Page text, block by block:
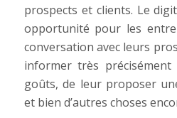
prospects et clients. Le
opportunité pour les
conversation avec leurs
informer très
goûts, de leur proposer
et bien d’autres choses